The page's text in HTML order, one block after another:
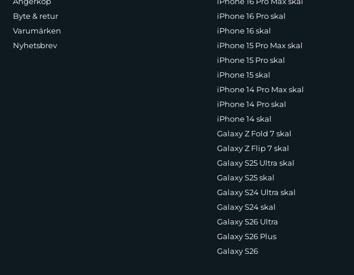
Byte & retur
Varumärken
Nyhetsbrev
iPhone 16 Pro skal
iPhone 16 skal
iPhone 15 Pro Max skal
iPhone 15 Pro skal
iPhone 15 skal
iPhone 14 Pro Max skal
iPhone 14 Pro skal
iPhone 14 skal
Galaxy Z Fold 7 skal
Galaxy Z Flip 7 skal
Galaxy S25 Ultra skal
Galaxy S25 skal
Galaxy S24 Ultra skal
Galaxy S24 skal
Galaxy S26 Ultra
Galaxy S26 Plus
Galaxy S26